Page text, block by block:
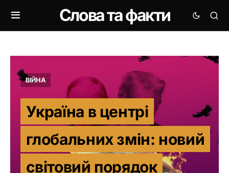
Слова та факти
ВІЙНА
Україна в центрі
глобальних змін: новий
світовий порядок